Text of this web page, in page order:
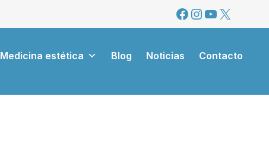
Facebook
Instagram
YouTube
X
Medicina estética Blog Noticias Contacto